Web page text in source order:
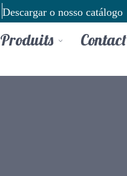
Descargar o nosso catálogo
Produits Contact